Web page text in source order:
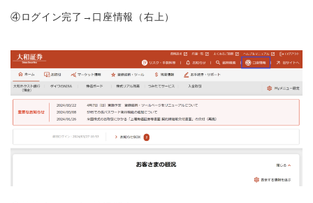
④ログイン完了→口座情報（右上）